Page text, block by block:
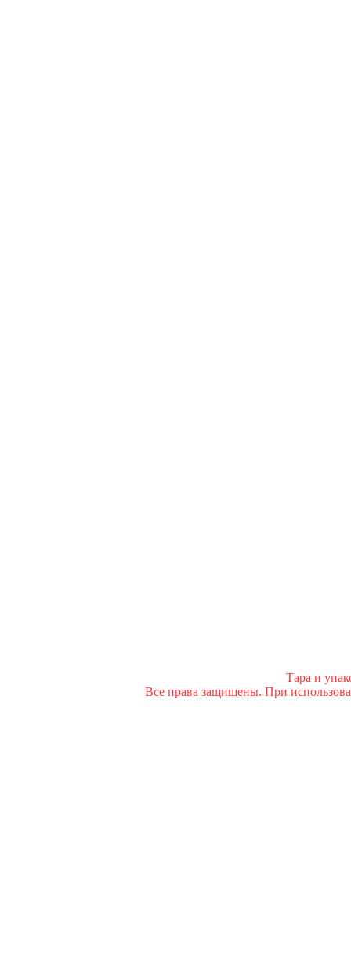
Тара и
Все права защищены. При